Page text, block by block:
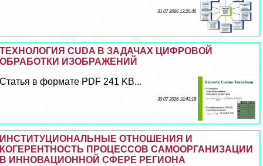
31 07 2026 13:26:46
ТЕХНОЛОГИЯ CUDA В ЗАДАЧАХ ЦИФРОВОЙ
ОБРАБОТКИ ИЗОБРАЖЕНИЙ
Статья в формате PDF 241 KB...
30 07 2026 18:43:18
ИНСТИТУЦИОНАЛЬНЫЕ ОТНОШЕНИЯ И
КОГЕРЕНТНОСТЬ ПРОЦЕССОВ САМООРГАНИЗАЦИИ
В ИННОВАЦИОННОЙ СФЕРЕ РЕГИОНА